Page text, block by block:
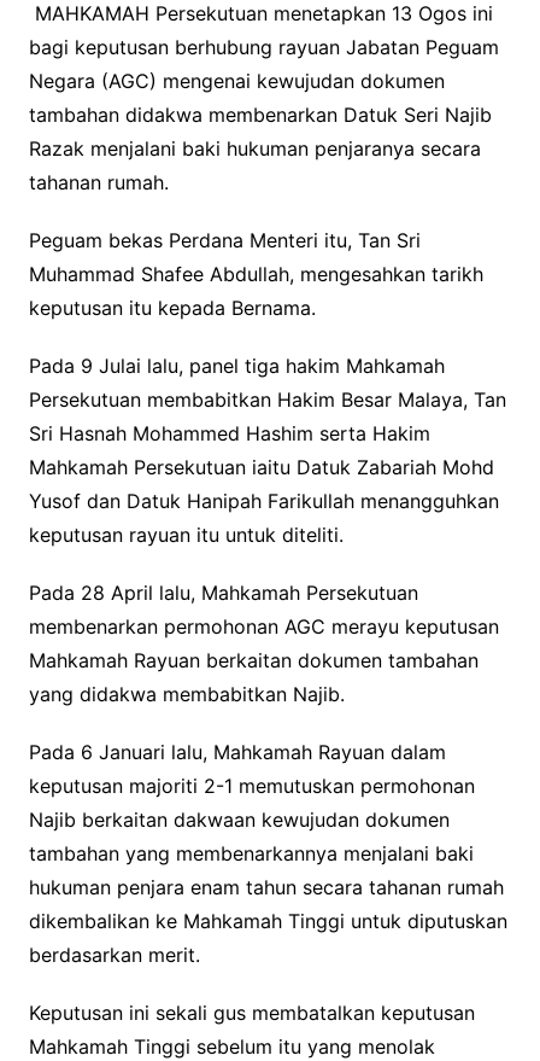
MAHKAMAH Persekutuan menetapkan 13 Ogos ini
bagi keputusan berhubung rayuan Jabatan Peguam
Negara (AGC) mengenai kewujudan dokumen
tambahan didakwa membenarkan Datuk Seri Najib
Razak menjalani baki hukuman penjaranya secara
tahanan rumah.
Peguam bekas Perdana Menteri itu, Tan Sri
Muhammad Shafee Abdullah, mengesahkan tarikh
keputusan itu kepada Bernama.
Pada 9 Julai lalu, panel tiga hakim Mahkamah
Persekutuan membabitkan Hakim Besar Malaya, Tan
Sri Hasnah Mohammed Hashim serta Hakim
Mahkamah Persekutuan iaitu Datuk Zabariah Mohd
Yusof dan Datuk Hanipah Farikullah menangguhkan
keputusan rayuan itu untuk diteliti.
Pada 28 April lalu, Mahkamah Persekutuan
membenarkan permohonan AGC merayu keputusan
Mahkamah Rayuan berkaitan dokumen tambahan
yang didakwa membabitkan Najib.
Pada 6 Januari lalu, Mahkamah Rayuan dalam
keputusan majoriti 2-1 memutuskan permohonan
Najib berkaitan dakwaan kewujudan dokumen
tambahan yang membenarkannya menjalani baki
hukuman penjara enam tahun secara tahanan rumah
dikembalikan ke Mahkamah Tinggi untuk diputuskan
berdasarkan merit.
Keputusan ini sekali gus membatalkan keputusan
Mahkamah Tinggi sebelum itu yang menolak